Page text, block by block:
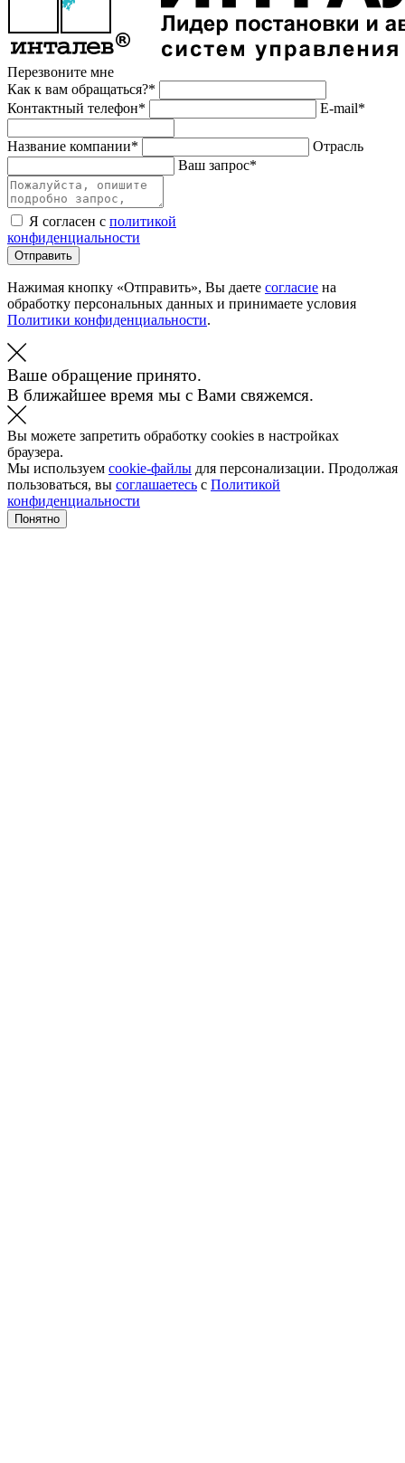
Перезвоните мне
Как к вам обращаться?*
Контактный телефон*
E-mail*
Название компании*
Отрасль
Ваш запрос*
Я согласен с политикой
конфиденциальности
Отправить
Нажимая кнопку «Отправить», Вы даете согласие на
обработку персональных данных и принимаете условия
Политики конфиденциальности.
Ваше обращение принято.
В ближайшее время мы с Вами свяжемся.
Вы можете запретить обработку cookies в настройках
браузера.
Мы используем cookie-файлы для персонализации. Продолжая
пользоваться, вы соглашаетесь с Политикой
конфиденциальности
Понятно